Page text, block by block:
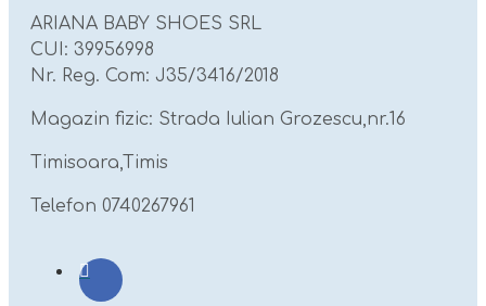
ARIANA BABY SHOES SRL
CUI: 39956998
Nr. Reg. Com: J35/3416/2018
Magazin fizic: Strada Iulian Grozescu,nr.16
Timisoara,Timis
Telefon 0740267961